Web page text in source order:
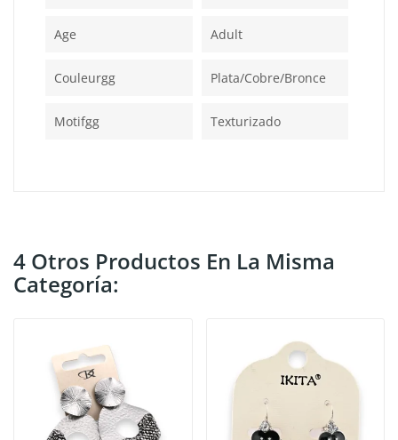
Age Adult
Couleurgg Plata/cobre/bronce
Motifgg Texturizado
4 Otros Productos En La Misma
Categoría: